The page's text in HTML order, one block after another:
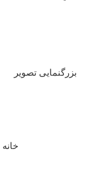
بزرگنمایی تصویر
خانه